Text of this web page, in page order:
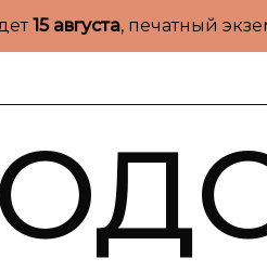
15 августа, печатный